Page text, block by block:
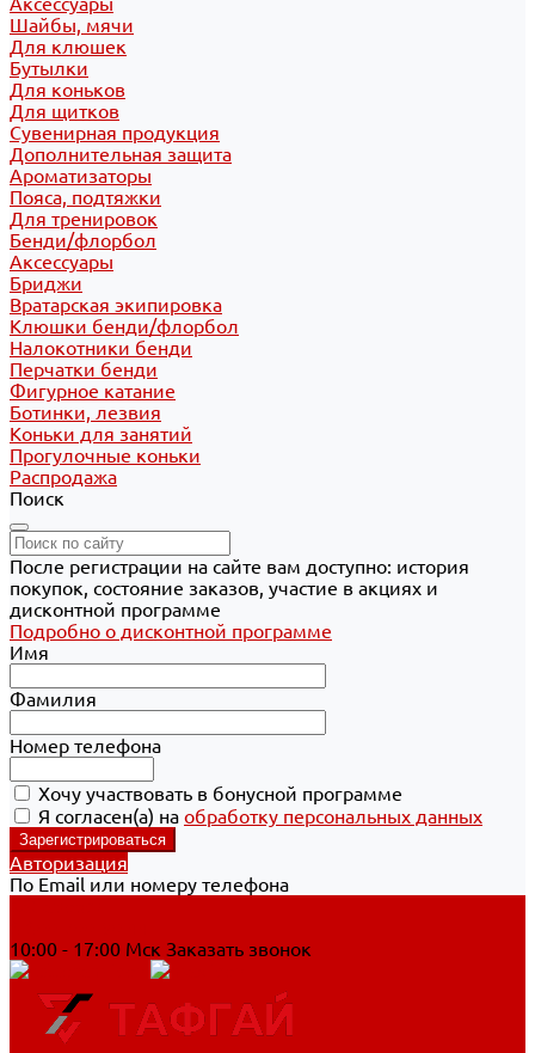
Шайбы, мячи
Для клюшек
Бутылки
Для коньков
Для щитков
Сувенирная продукция
Дополнительная защита
Ароматизаторы
Пояса, подтяжки
Для тренировок
Бенди/флорбол
Аксессуары
Бриджи
Вратарская экипировка
Клюшки бенди/флорбол
Налокотники бенди
Перчатки бенди
Фигурное катание
Ботинки, лезвия
Коньки для занятий
Прогулочные коньки
Распродажа
Поиск
После регистрации на сайте вам доступно: история
покупок, состояние заказов, участие в акциях и
дисконтной программе
Подробно о дисконтной программе
Имя
Фамилия
Номер телефона
Хочу участвовать в бонусной программе
Я согласен(а) на обработку персональных данных
Авторизация
По Email или номеру телефона
10:00 - 17:00 Мск Заказать звонок